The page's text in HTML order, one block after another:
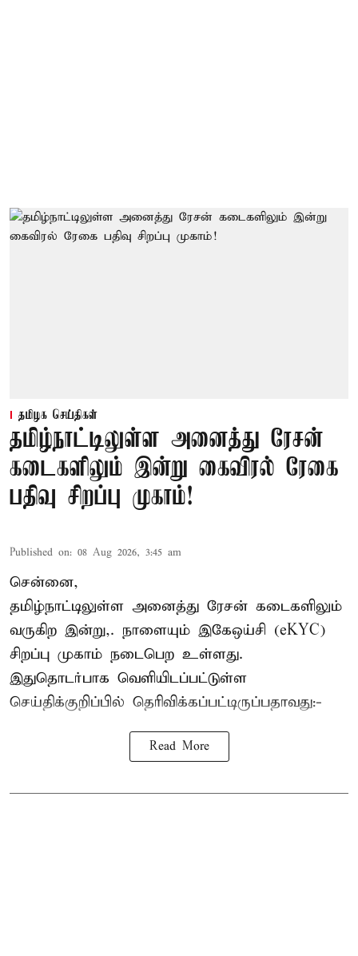
தமிழக செய்திகள்
தமிழ்நாட்டிலுள்ள அனைத்து ரேசன்
கடைகளிலும் இன்று கைவிரல் ரேகை
பதிவு சிறப்பு முகாம்!
Published on: 08 Aug 2026, 3:45 am
சென்னை,
தமிழ்நாட்டிலுள்ள அனைத்து ரேசன் கடைகளிலும்
வருகிற இன்று,. நாளையும் இகேஒய்சி (eKYC)
சிறப்பு முகாம் நடைபெற உள்ளது.
இதுதொடர்பாக வெளியிடப்பட்டுள்ள
செய்திக்குறிப்பில் தெரிவிக்கப்பட்டிருப்பதாவது:-
Read More